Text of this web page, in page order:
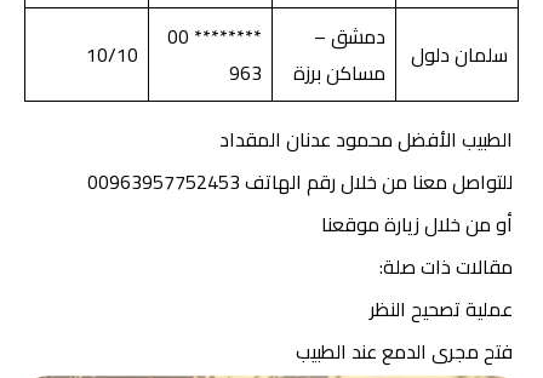
سلمان دلول
دمشق –
مساكن برزة
******** 00
963
10/10
الطبيب الأفضل محمود عدنان المقداد
للتواصلمعنا من خلال رقم الهاتف 00963957752453
أو من خلال زيارة موقعنا
مقالات ذات صلة:
عملية تصحيح النظر
فتح مجرى الدمع عند الطبيب